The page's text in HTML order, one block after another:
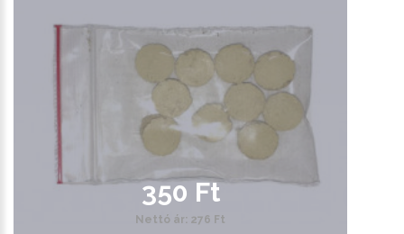
350 Ft
Nettó ár: 276 Ft